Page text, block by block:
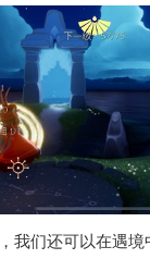
我们还可以在遇